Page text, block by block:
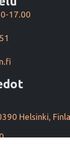
17.00
Helsinki,